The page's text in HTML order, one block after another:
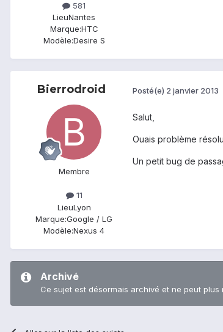
581
LieuNantes
Marque:HTC
Modèle:Desire S
Bierrodroid
Membre
11
LieuLyon
Marque:Google / LG
Modèle:Nexus 4
Posté(e) 2 janvier 2013
Salut,
Ouais problème
Un petit bug de
Archivé
Ce sujet est désormais archivé et ne peut